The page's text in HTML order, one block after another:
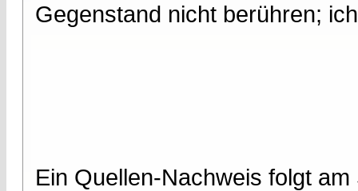
Gegenstand nicht berühren;
Ein Quellen-Nachweis folgt am